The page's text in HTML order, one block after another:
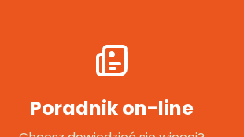
Poradnik on-line